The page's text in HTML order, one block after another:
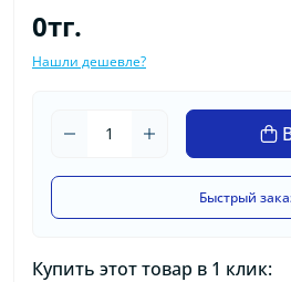
0тг.
Нашли дешевле?
Быстрый
Купить этот товар в 1 клик: